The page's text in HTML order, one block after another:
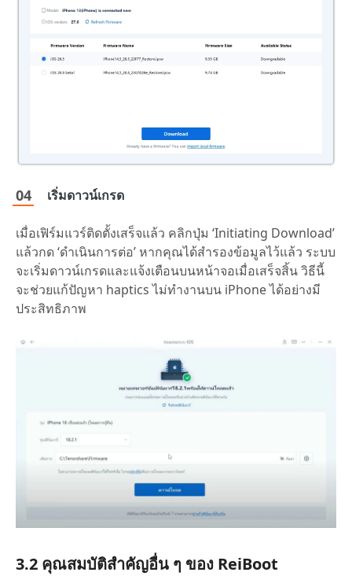
เริ่มดาวน์เกรด
เมื่อเฟิร์มแวร์ติดตั้งเสร็จแล้ว คลิกปุ่ม ‘Initiating Download’
แล้วกด ‘ดำเนินการต่อ’ หากคุณได้สำรองข้อมูลไว้แล้ว ระบบ
จะเริ่มดาวน์เกรดและแจ้งเตือนบนหน้าจอเมื่อเสร็จสิ้น วิธีนี้
จะช่วยแก้ปัญหา haptics ไม่ทำงานบน iPhone ได้อย่างมี
ประสิทธิภาพ
3.2 คุณสมบัติสำคัญอื่น ๆ ของ ReiBoot